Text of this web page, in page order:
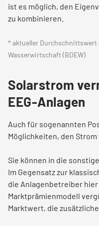
ist es möglich, den
zu kombinieren.
* aktueller Durchschnittswert
Wasserwirtschaft (BDEW)
Solarstrom
EEG-Anlagen
Auch für sogenannten
Möglichkeiten, den
Sie können in die
Im Gegensatz zur
die Anlagenbetreiber
Marktprämienmodell
Marktwert, die